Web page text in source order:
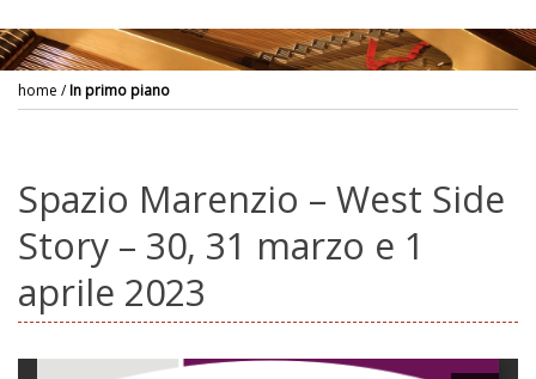
home /In primo piano
Spazio Marenzio – West Side
Story – 30, 31 marzo e 1
aprile 2023